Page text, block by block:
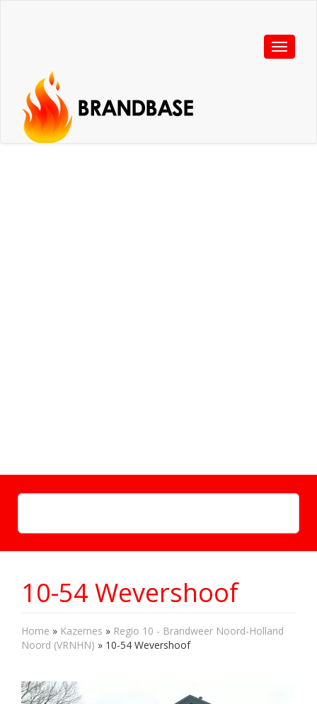
10-54 Wevershoof
Home » Kazernes » Regio 10 - Brandweer Noord-Holland
Noord (VRNHN) » 10-54 Wevershoof